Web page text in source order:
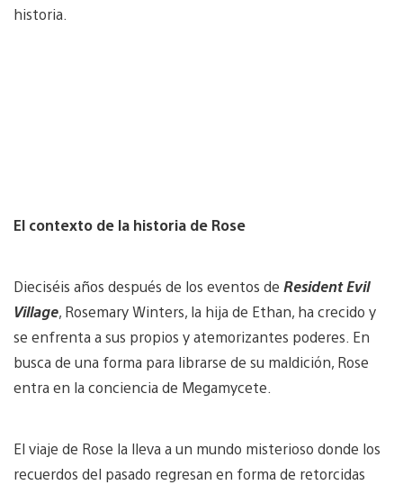
historia.
El contexto de la historia de Rose
Dieciséis años después de los eventos de Resident Evil
Village, Rosemary Winters, la hija de Ethan, ha crecido y
se enfrenta a sus propios y atemorizantes poderes. En
busca de una forma para librarse de su maldición, Rose
entra en la conciencia de Megamycete.
El viaje de Rose la lleva a un mundo misterioso donde los
recuerdos del pasado regresan en forma de retorcidas